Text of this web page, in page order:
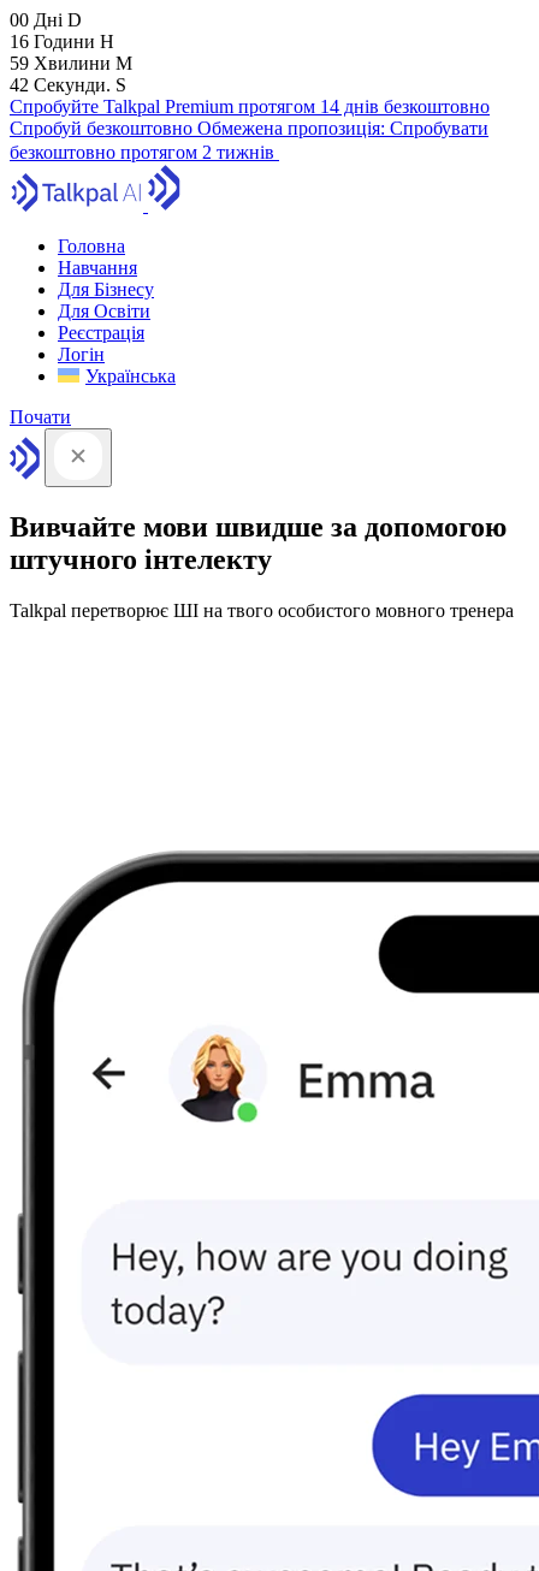
00 Дні D
16 Години H
59 Хвилини M
41 Секунди. S
Спробуйте Talkpal Premium протягом 14 днів безкоштовно
Спробуй безкоштовно Обмежена пропозиція: Спробувати
безкоштовно протягом 2 тижнів
Головна
Навчання
Для Бізнесу
Для Освіти
Реєстрація
Логін
Українська
Почати
Вивчайте мови швидше за допомогою
штучного інтелекту
Talkpal перетворює ШІ на твого особистого мовного тренера